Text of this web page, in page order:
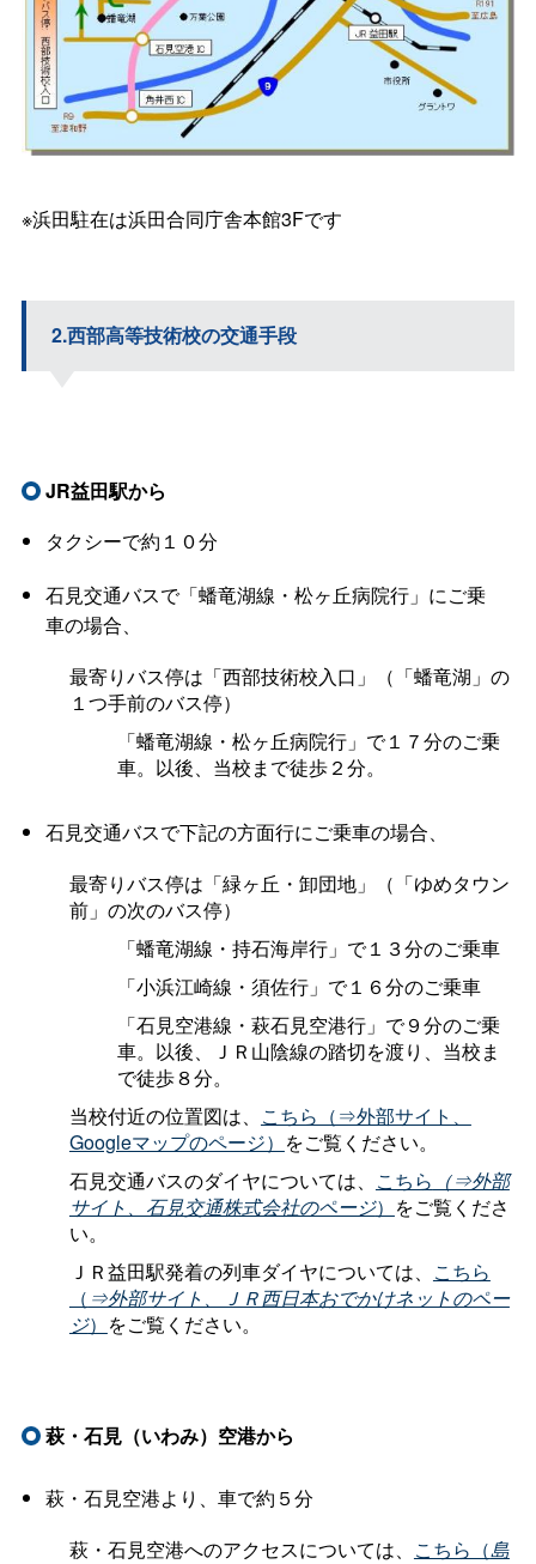
※浜田駐在は浜田合同庁舎本館3Fです
2.西部高等技術校の交通手段
JR益田駅から
タクシーで約１０分
石見交通バスで「蟠竜湖線・松ヶ丘病院行」にご乗
車の場合、
最寄りバス停は「西部技術校入口」（「蟠竜湖」の
１つ手前のバス停）
「蟠竜湖線・松ヶ丘病院行」で１７分のご乗
車。以後、当校まで徒歩２分。
石見交通バスで下記の方面行にご乗車の場合、
最寄りバス停は「緑ヶ丘・卸団地」（「ゆめタウン
前」の次のバス停）
「蟠竜湖線・持石海岸行」で１３分のご乗車
「小浜江崎線・須佐行」で１６分のご乗車
「石見空港線・萩石見空港行」で９分のご乗
車。以後、ＪＲ山陰線の踏切を渡り、当校ま
で徒歩８分。
当校付近の位置図は、 こちら（⇒外部サイト、
Googleマップのページ） をご覧ください。
石見交通バスのダイヤについては、 こちら （⇒外部
サイト、石見交通株式会社のページ） をご覧くださ
い。
ＪＲ益田駅発着の列車ダイヤについては、 こちら
（ ⇒外部サイト、ＪＲ西日本おでかけネットのペー
ジ） をご覧ください。
萩・石見（いわみ）空港から
萩・石見空港より、車で約５分
萩・石見空港へのアクセスについては、 こちら（島